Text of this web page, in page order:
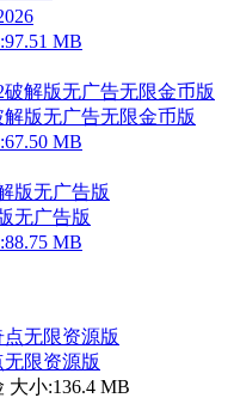
MB
版无广告无限金币版
MB
无广告版
MB
限资源版
大小:136.4 MB